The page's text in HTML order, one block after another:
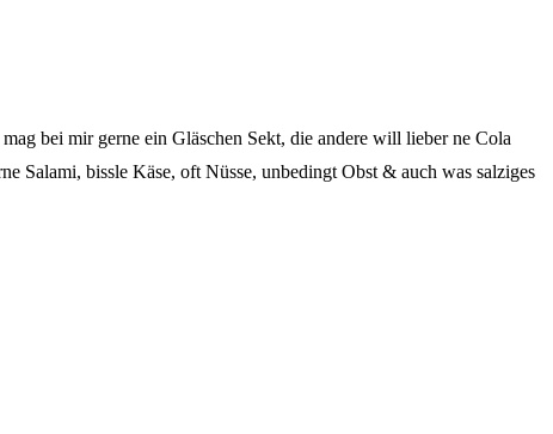
bei mir gerne ein Gläschen Sekt, die andere will lieber ne Cola
Salami, bissle Käse, oft Nüsse, unbedingt Obst & auch was salziges